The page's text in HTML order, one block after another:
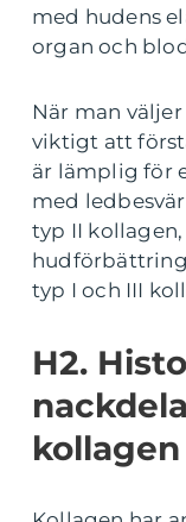
med hudens
organ och
När man
viktigt att
är lämplig för
med
typ II
typ I och III
H2.
kollagen